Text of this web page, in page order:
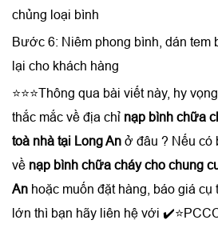
chủng loại bình
Bước 6: Niêm phong bình, dán tem
lại cho khách hàng
⭐⭐⭐Thông qua bài viết này, hy
thắc mắc về địa chỉ nạp bình chữa
toà nhà tại Long An ở đâu ? Nếu có
về nạp bình chữa cháy cho chung
An hoặc muốn đặt hàng, báo giá
lớn thì bạn hãy liên hệ với